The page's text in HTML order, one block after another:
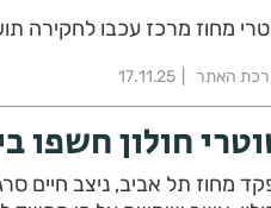
מחוז מרכז עכבו לחקירה
האתר 17.11.25
חולון חשפו
מחוז תל אביב, ניצב חיים